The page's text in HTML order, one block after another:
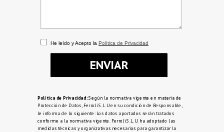
ENVIAR
Política de Privacidad:Según la normativa vigente en materia de
Protección de Datos, Ferroli S.L.U en su condición de Responsable,
le informa de lo siguiente: Los datos aportados serán tratados
conforme a la normativa vigente. Ferroli S.L.U. ha adoptado las
medidas técnicas y organizativas necesarias para garantizar la
He leído y Acepto la Política de Privacidad